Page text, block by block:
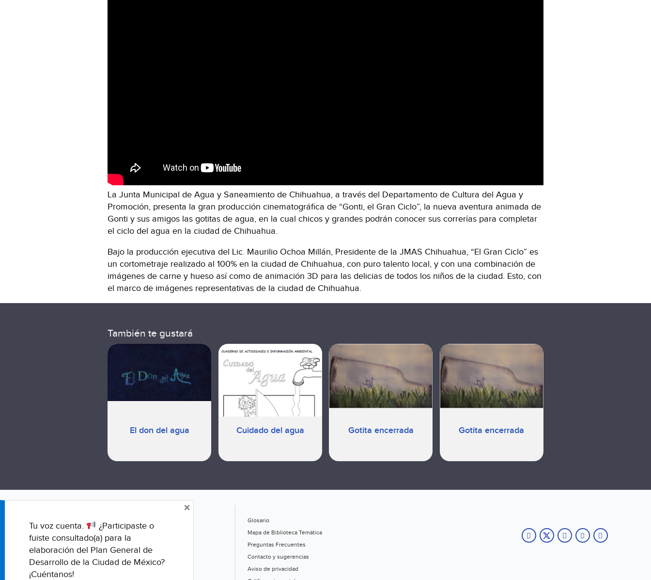
La Junta Municipal de Agua y Saneamiento de Chihuahua, a través del Departamento de Cultura del Agua y
Promoción, presenta la gran producción cinematográfica de “Gonti, el Gran Ciclo”, la nueva aventura animada de
Gonti y sus amigos las gotitas de agua, en la cual chicos y grandes podrán conocer sus correrías para completar
el ciclo del agua en la ciudad de Chihuahua.
Bajo la producción ejecutiva del Lic. Maurilio Ochoa Millán, Presidente de la JMAS Chihuahua, “El Gran Ciclo” es
un cortometraje realizado al 100% en la ciudad de Chihuahua, con puro talento local, y con una combinación de
imágenes de carne y hueso así como de animación 3D para las delicias de todos los niños de la ciudad. Esto, con
el marco de imágenes representativas de la ciudad de Chihuahua.
También te gustará
El don del agua Cuidado del agua Gotita encerrada Gotita encerrada
Glosario
Mapa de Biblioteca Temática
Preguntas Frecuentes
Contacto y sugerencias
Aviso de privacidad
Tu voz cuenta.
¿Participaste o
fuiste consultado(a) para la
elaboración del Plan General de
Desarrollo de la Ciudad de México?
¡Cuéntanos!
×